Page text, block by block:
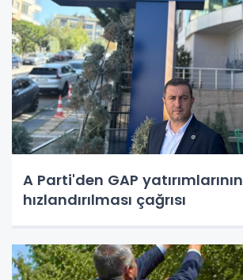
A Parti'den GAP yatırımlarının
hızlandırılması çağrısı